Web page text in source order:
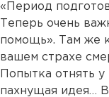
«Период
Теперь очень
помощь». Там же
вашем страхе
Попытка отнять
пахнущая идея…